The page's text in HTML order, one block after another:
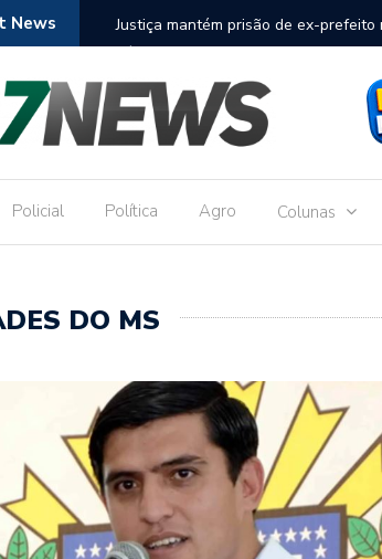
News
desviou
Construção do terminal de
9,8 milhões
Policial Política Agro Colunas
DO MS